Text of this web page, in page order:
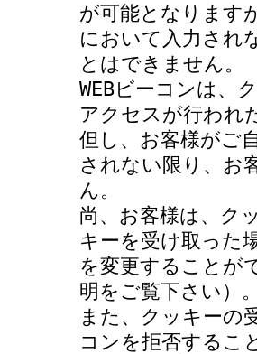
が可能となります
において入力され
とはできません。
WEBビーコンは、
アクセスが行われ
但し、お客様がご
されない限り、お
ん。
尚、お客様は、ク
キーを受け取った
を変更することが
明をご覧下さい）
また、クッキーの
コンを拒否するこ